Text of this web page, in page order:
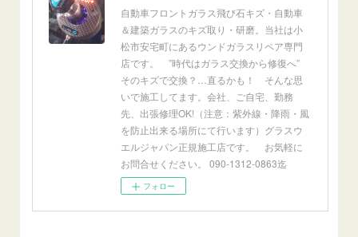
自動車フロントガラス飛び石キズ・自動車
＆建築ガラスのキズ取り・研磨。当社は小
松市安宅町にあるウンドガラスリペア専門
店です。 ”時代はガラス交換から修復へ”
そのキズで交換？…直るかも！ そんな思
いで施工してます。会社、ご自宅、勤務
先、出張修理OK!（注意：紫外線・降雨・風
を防止出来る場所にて行います）グラスウ
エルジャパン正規施工店です。 お気軽に
お問合せください。 090-1312-0863迄
フォロー